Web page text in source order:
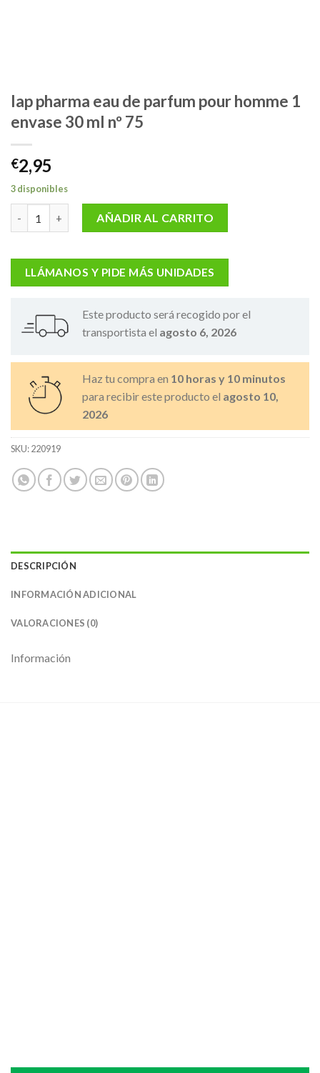
Iap pharma eau de parfum pour homme 1
envase 30 ml nº 75
€2,95
3 disponibles
Iap pharma eau de parfum pour homme 1 envase 30 ml nº 75
AÑADIR AL CARRITO
LLÁMANOS Y PIDE MÁS UNIDADES
Este producto será recogido por el
transportista el agosto 6, 2026
Haz tu compra en 10 horas y 10 minutos
para recibir este producto el agosto 10,
2026
SKU:220919
DESCRIPCIÓN
INFORMACIÓN ADICIONAL
VALORACIONES (0)
Información